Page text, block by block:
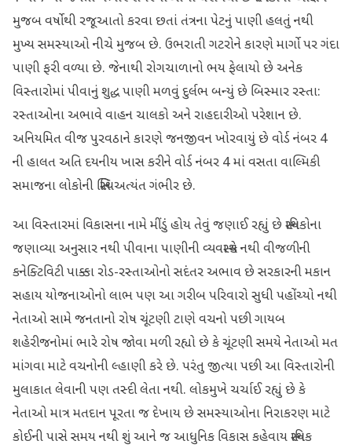
મુજબ વર્ષોથી રજૂઆતો કરવા છતાં તંત્રના પેટનું પાણી હલતું નથી
મુખ્ય સમસ્યાઓ નીચે મુજબ છે. ઉભરાતી ગટરોને કારણે માર્ગો પર ગંદા
પાણી ફરી વળ્યા છે. જેનાથી રોગચાળાનો ભય ફેલાયો છે અનેક
વિસ્તારોમાં પીવાનું શુદ્ધ પાણી મળવું દુર્લભ બન્યું છે બિસ્માર રસ્તા:
રસ્તાઓના અભાવે વાહન ચાલકો અને રાહદારીઓ પરેશાન છે.
અનિયમિત વીજ પુરવઠાને કારણે જનજીવન ખોરવાયું છે વોર્ડ નંબર 4
ની હાલત અતિ દયનીય ખાસ કરીને વોર્ડ નંબર 4 માં વસતા વાલ્મિકી
સમાજના લોકોની સ્થિતિ અત્યંત ગંભીર છે.
આ વિસ્તારમાં વિકાસના નામે મીંડું હોય તેવું જણાઈ રહ્યું છે સ્થાનિકોના
જણાવ્યા અનુસાર નથી પીવાના પાણીની વ્યવસ્થા કે નથી વીજળીની
કનેક્ટિવિટી પાક્કા રોડ-રસ્તાઓનો સદંતર અભાવ છે સરકારની મકાન
સહાય યોજનાઓનો લાભ પણ આ ગરીબ પરિવારો સુધી પહોંચ્યો નથી
નેતાઓ સામે જનતાનો રોષ ચૂંટણી ટાણે વચનો પછી ગાયબ
શહેરીજનોમાં ભારે રોષ જોવા મળી રહ્યો છે કે ચૂંટણી સમયે નેતાઓ મત
માંગવા માટે વચનોની લ્હાણી કરે છે. પરંતુ જીત્યા પછી આ વિસ્તારોની
મુલાકાત લેવાની પણ તસ્દી લેતા નથી. લોકમુખે ચર્ચાઈ રહ્યું છે કે
નેતાઓ માત્ર મતદાન પૂરતા જ દેખાય છે સમસ્યાઓના નિરાકરણ માટે
કોઈની પાસે સમય નથી શું આને જ આધુનિક વિકાસ કહેવાય સ્થાનિક